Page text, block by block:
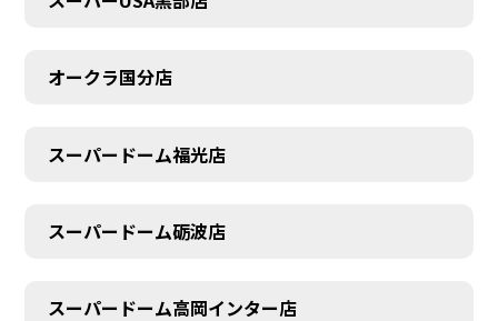
オークラ国分店
スーパードーム福光店
スーパードーム砺波店
スーパードーム高岡インター店